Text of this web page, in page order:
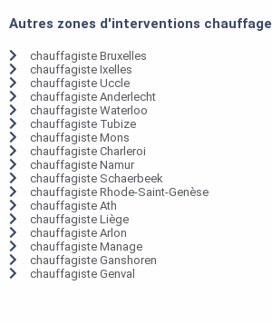
Autres zones d'interventions chauffage
chauffagiste Bruxelles
chauffagiste Ixelles
chauffagiste Uccle
chauffagiste Anderlecht
chauffagiste Waterloo
chauffagiste Tubize
chauffagiste Mons
chauffagiste Charleroi
chauffagiste Namur
chauffagiste Schaerbeek
chauffagiste Rhode-Saint-Genèse
chauffagiste Ath
chauffagiste Liège
chauffagiste Arlon
chauffagiste Manage
chauffagiste Ganshoren
chauffagiste Genval